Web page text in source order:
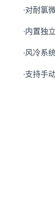
·对耐氯
·内置独
·风冷系
·支持手